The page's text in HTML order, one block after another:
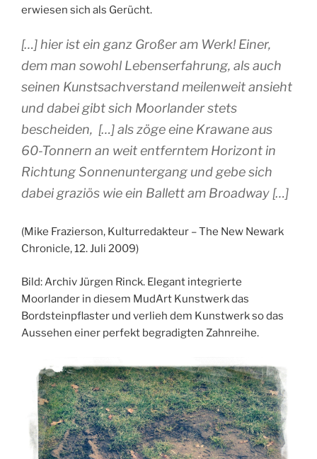
erwiesen sich als Gerücht.
[…] hier ist ein ganz Großer am Werk! Einer,
dem man sowohl Lebenserfahrung, als auch
seinen Kunstsachverstand meilenweit ansieht
und dabei gibt sich Moorlander stets
bescheiden, […] als zöge eine Krawane aus
60-Tonnern an weit entferntem Horizont in
Richtung Sonnenuntergang und gebe sich
dabei graziös wie ein Ballett am Broadway […]
(Mike Frazierson, Kulturredakteur – The New Newark
Chronicle, 12. Juli 2009)
Bild: Archiv Jürgen Rinck. Elegant integrierte
Moorlander in diesem MudArt Kunstwerk das
Bordsteinpflaster und verlieh dem Kunstwerk so das
Aussehen einer perfekt begradigten Zahnreihe.